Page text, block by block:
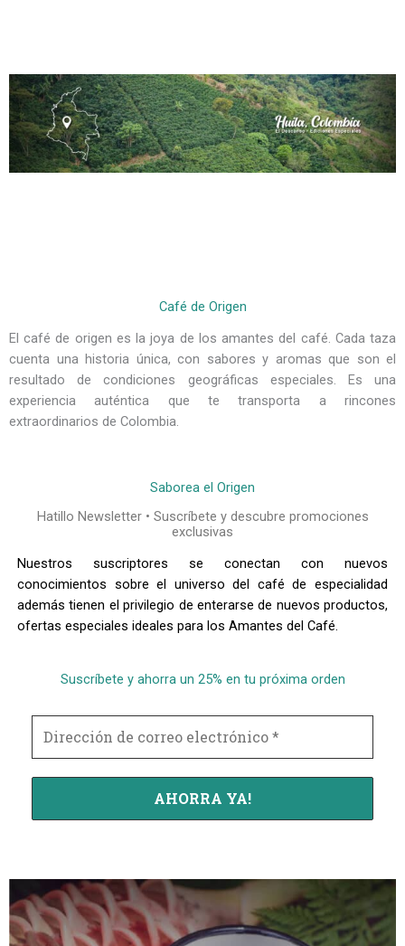
Café de Origen
El café de origen es la joya de los amantes del café. Cada taza
cuenta una historia única, con sabores y aromas que son el
resultado de condiciones geográficas especiales. Es una
experiencia auténtica que te transporta a rincones
extraordinarios de Colombia.
Saborea el Origen
Hatillo Newsletter • Suscríbete y descubre promociones
exclusivas
Nuestros suscriptores se conectan con nuevos
conocimientos sobre el universo del café de especialidad
además tienen el privilegio de enterarse de nuevos productos,
ofertas especiales ideales para los Amantes del Café.
Suscríbete y ahorra un 25% en tu próxima orden